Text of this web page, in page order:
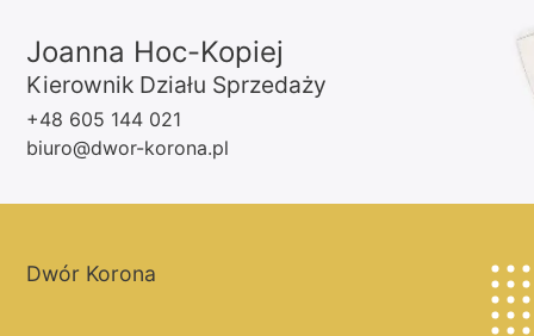
Joanna Hoc-Kopiej
Kierownik Działu Sprzedaży
+48 605 144 021
biuro@dwor-korona.pl
Dwór Korona